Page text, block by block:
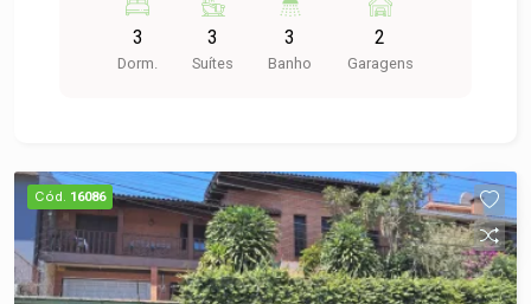
pensado para o seu bem-estar. O imóvel conta
com 3 suítes, a suíte principal conta com uma
sacada com vista privilegiada. Ambientes sociais
distribuída. Os acabamentos de alto padrão,
como porcelanato e piso vinílico, elevam a
sensação de conforto, escada em mármore
travertino com corrimão em inox, esquadrias em
PVC, fiação preparados para instalação de LED
3
Dorm.
3
Suítes
3
Banho
2
Garagens
Cód. 16086